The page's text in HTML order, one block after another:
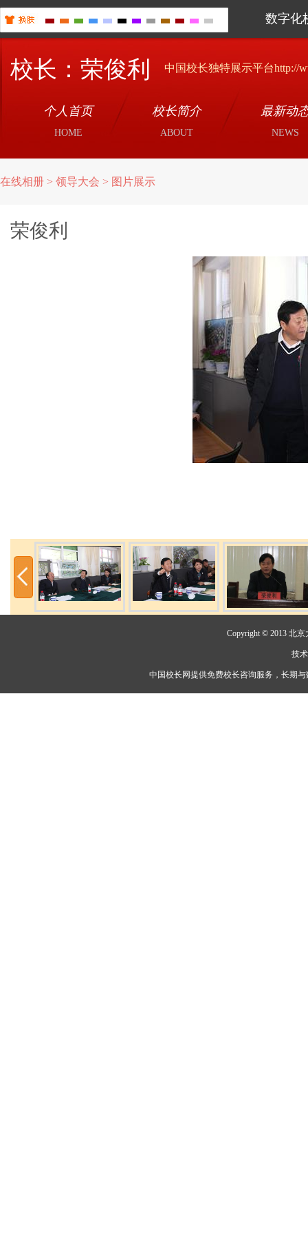
数字化
校长：荣俊利 中国校长独特展示平台http://
个人首页 校长简介 最新动
HOME ABOUT NEWS
在线相册 > 领导大会 > 图片展示
荣俊利
Copyright © 2013 北
技
中国校长网提供免费校长咨询服务，长期